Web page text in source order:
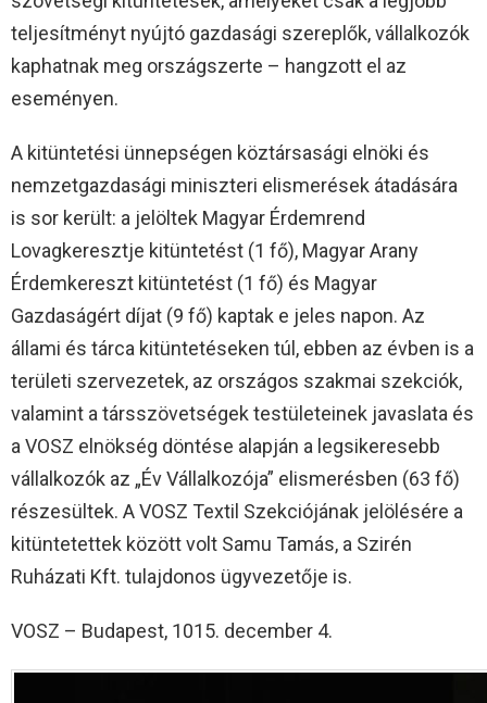
teljesítményt nyújtó gazdasági szereplők, vállalkozók
kaphatnak meg országszerte – hangzott el az
eseményen.
A kitüntetési ünnepségen köztársasági elnöki és
nemzetgazdasági miniszteri elismerések átadására
is sor került: a jelöltek Magyar Érdemrend
Lovagkeresztje kitüntetést (1 fő), Magyar Arany
Érdemkereszt kitüntetést (1 fő) és Magyar
Gazdaságért díjat (9 fő) kaptak e jeles napon. Az
állami és tárca kitüntetéseken túl, ebben az évben is a
területi szervezetek, az országos szakmai szekciók,
valamint a társszövetségek testületeinek javaslata és
a VOSZ elnökség döntése alapján a legsikeresebb
vállalkozók az „Év Vállalkozója” elismerésben (63 fő)
részesültek. A VOSZ Textil Szekciójának jelölésére a
kitüntetettek között volt Samu Tamás, a Szirén
Ruházati Kft. tulajdonos ügyvezetője is.
VOSZ – Budapest, 1015. december 4.